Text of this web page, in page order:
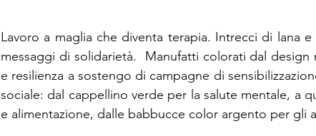
Lavoro a maglia che diventa terapia. Intrecci di lana
messaggi di solidarietà.  Manufatti colorati dal
e resilienza a sostengo di campagne di
sociale: dal cappellino verde per la salute mentale, a
e alimentazione, dalle babbucce color argento per gli